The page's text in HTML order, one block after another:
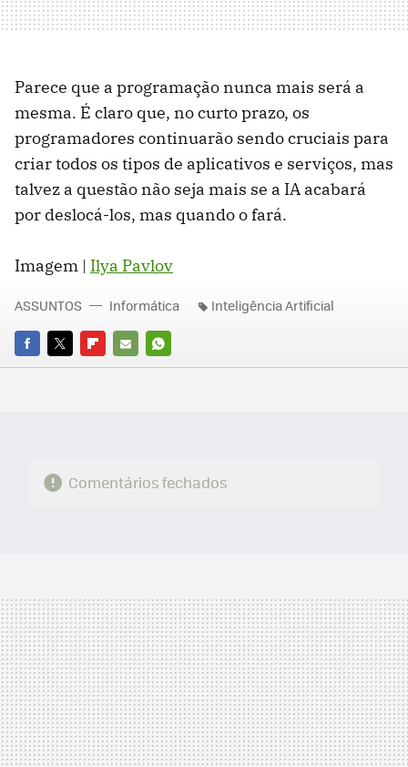
Parece que a programação nunca mais será a
mesma. É claro que, no curto prazo, os
programadores continuarão sendo cruciais para
criar todos os tipos de aplicativos e serviços, mas
talvez a questão não seja mais se a IA acabará
por deslocá-los, mas quando o fará.
Imagem | Ilya Pavlov
FACEBOOK
TWITTERFLIPBOARD
E-
WHATSAPP
ASSUNTOS Informática Inteligência Artificial
Comentários fechados